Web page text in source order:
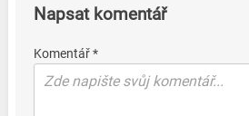
Napsat komentář
Komentář *